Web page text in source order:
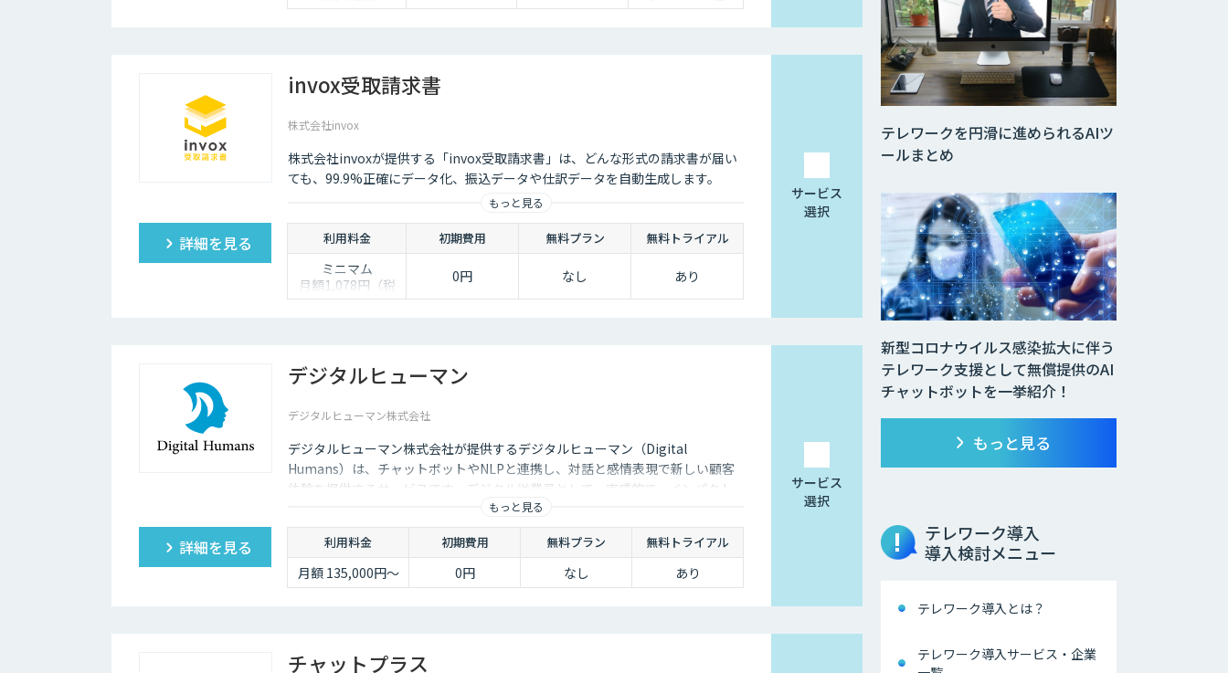
データ修正代
行）：サービス利
30,000円～（消費
・電子保存オプシ
ョン（改正電帳法
1,000円～（消費
税別）
の翌月末まで）
invox受取請求書
株式会社invox
株式会社invoxが提供する「invox受取請求書」は、どんな形式の請求書が届い
ても、99.9%正確にデータ化、振込データや仕訳データを自動生成します。
もっと見る
詳細を見る 利用料金 初期費用 無料プラン 無料トライアル
ミニマム
月額1,078円（税
込）
込）
ル
込）
0円 なし あり
サービス
選択
デジタルヒューマン
デジタルヒューマン株式会社
デジタルヒューマン株式会社が提供するデジタルヒューマン（Digital
Humans）は、チャットボットやNLPと連携し、対話と感情表現で新しい顧客
体験を提供するサービスです。デジタル従業員として、直感的で、インパクト
があり、競争力があるサービス創造と顧客体験が提供できます。
もっと見る
詳細を見る 利用料金 初期費用 無料プラン 無料トライアル
月額 135,000円〜 0円 なし あり
サービス
選択
チャットプラス
テレワークを円滑に進められるAIツ
ールまとめ
新型コロナウイルス感染拡大に伴う
テレワーク支援として無償提供のAI
チャットボットを一挙紹介！
もっと見る
テレワーク導入
導入検討メニュー
テレワーク導入とは？
テレワーク導入サービス・企業